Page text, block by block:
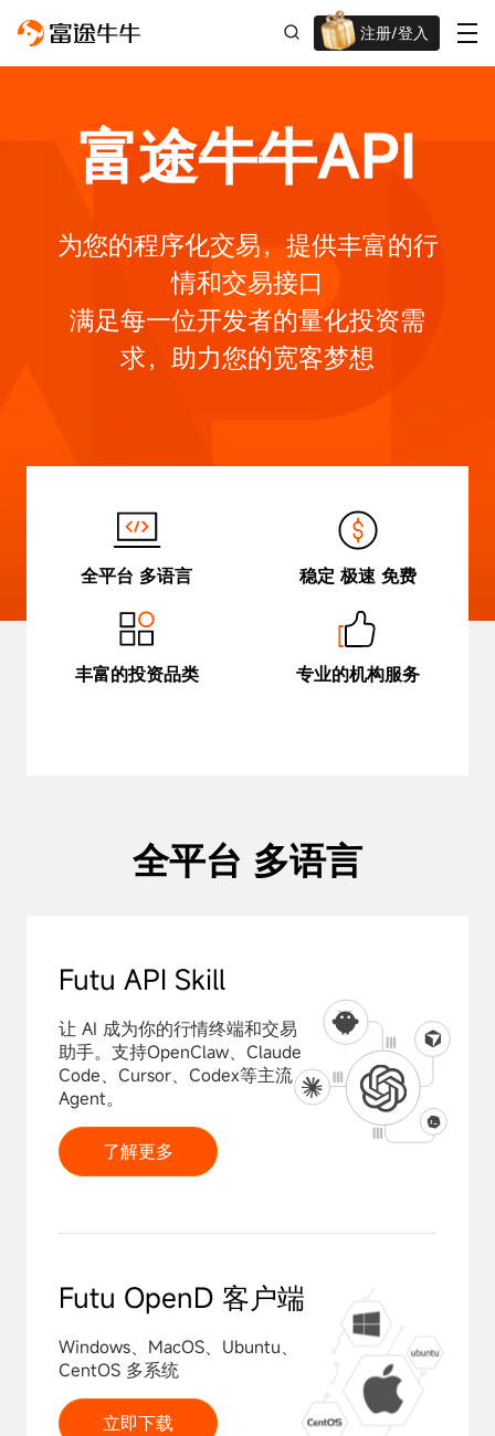
注册/登入
迎新重磅礼 股票/BTC等任你选!
富途牛牛API
为您的程序化交易，提供丰富的行
情和交易接口
满足每一位开发者的量化投资需
求，助力您的宽客梦想
全平台 多语言 稳定 极速 免费
丰富的投资品类 专业的机构服务
全平台 多语言
Futu API Skill
让 AI 成为你的行情终端和交易
助手。支持OpenClaw、Claude
Code、Cursor、Codex等主流
Agent。
了解更多
Futu OpenD 客户端
Windows、MacOS、Ubuntu、
CentOS 多系统
立即下载